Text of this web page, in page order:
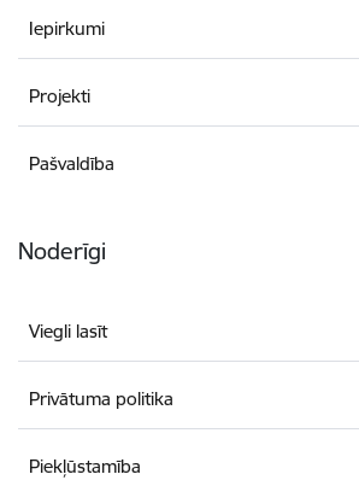
Iepirkumi
Projekti
Pašvaldība
Noderīgi
Viegli lasīt
Privātuma politika
Piekļūstamība